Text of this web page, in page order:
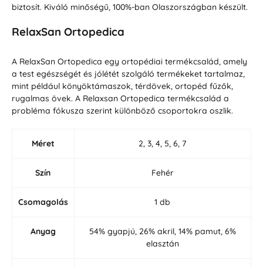
biztosít. Kiváló minőségű, 100%-ban Olaszországban készült.
RelaxSan Ortopedica
A RelaxSan Ortopedica egy ortopédiai termékcsalád, amely
a test egészségét és jólétét szolgáló termékeket tartalmaz,
mint például könyöktámaszok, térdövek, ortopéd fűzők,
rugalmas övek. A Relaxsan Ortopedica termékcsalád a
probléma fókusza szerint különböző csoportokra oszlik.
Méret 2, 3, 4, 5, 6, 7
Szín Fehér
Csomagolás 1 db
Anyag
54% gyapjú, 26% akril, 14% pamut, 6%
elasztán